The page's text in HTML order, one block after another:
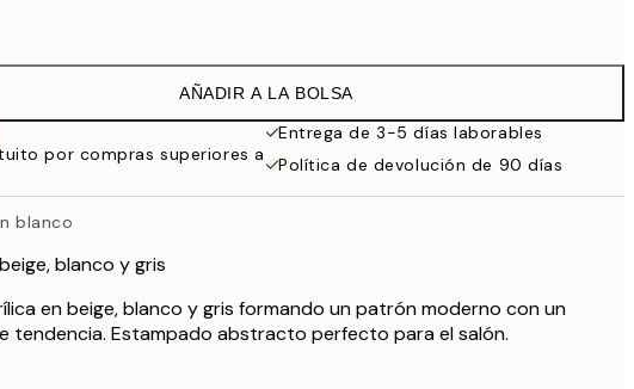
32,45 €
49 €
AÑADIR A LA BOLSA
Entrega de 3-5 días laborables
por compras superiores a
Política de devolución de 90 días
blanco
blanco y gris
en beige, blanco y gris formando un patrón moderno con un
tendencia. Estampado abstracto perfecto para el salón.